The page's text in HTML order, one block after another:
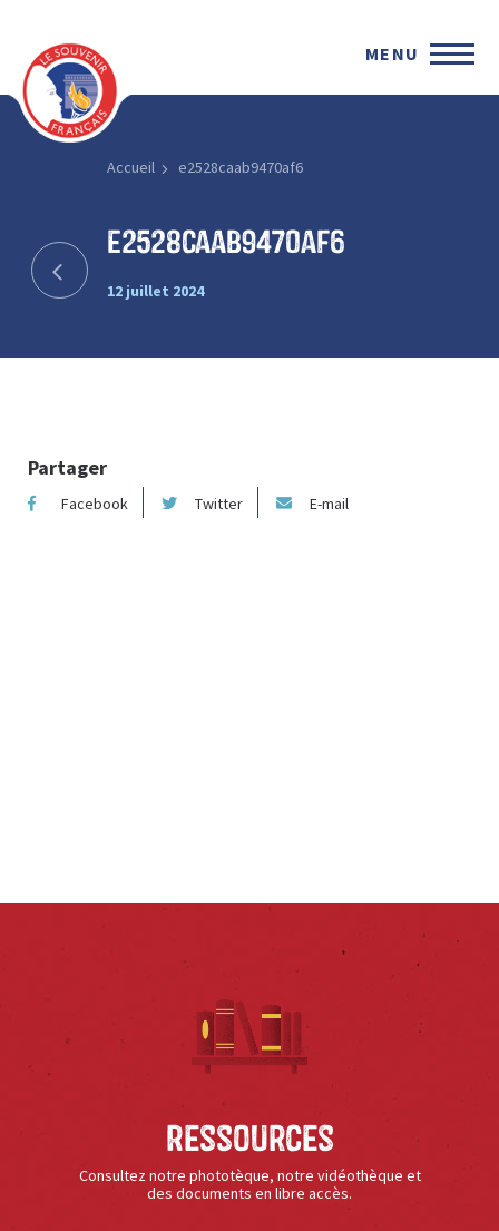
MENU
Accueil e2528caab9470af6
e2528caab9470af6
12 juillet 2024
Partager
Facebook Twitter E-mail
Ressources
Consultez notre phototèque, notre vidéothèque et
des documents en libre accès.